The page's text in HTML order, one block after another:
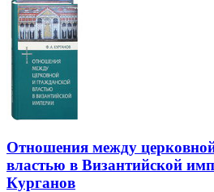
Отношения между
властью в Византийской
Курганов